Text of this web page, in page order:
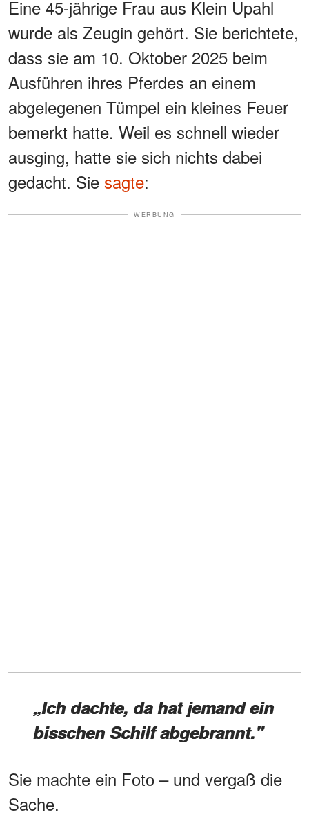
Eine 45-jährige Frau aus Klein Upahl
wurde als Zeugin gehört. Sie berichtete,
dass sie am 10. Oktober 2025 beim
Ausführen ihres Pferdes an einem
abgelegenen Tümpel ein kleines Feuer
bemerkt hatte. Weil es schnell wieder
ausging, hatte sie sich nichts dabei
gedacht. Sie sagte:
WERBUNG
„Ich dachte, da hat jemand ein
bisschen Schilf abgebrannt."
Sie machte ein Foto – und vergaß die
Sache.